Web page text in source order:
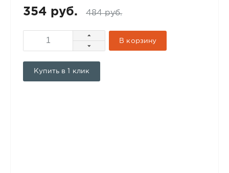
354 руб. 484 руб.
В корзину
Купить в 1 клик